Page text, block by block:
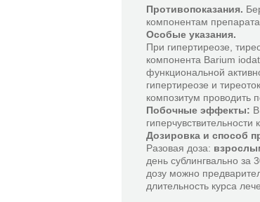
Противопоказания.
компонентам препарата.
Особые указания.
При гипертиреозе,
компонента Barium
функциональной
гипертиреозе и
композитум проводить
Побочные эффекты:
Дозировка и способ
Разовая доза:
день сублингвально за
дозу можно
длительность курса